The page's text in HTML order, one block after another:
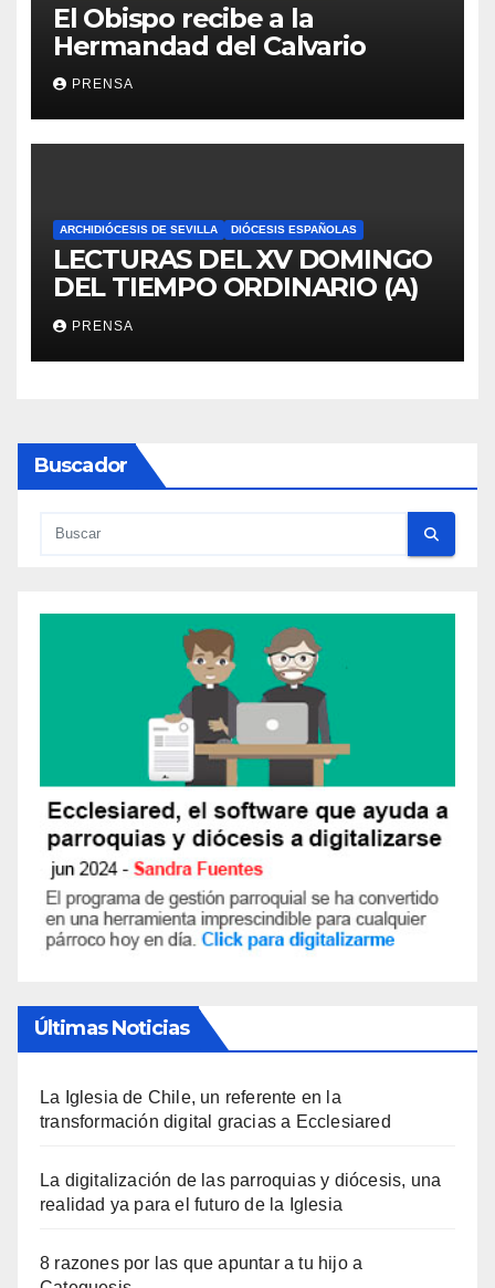
El Obispo recibe a la
Hermandad del Calvario
PRENSA
ARCHIDIÓCESIS DE SEVILLA DIÓCESIS ESPAÑOLAS
LECTURAS DEL XV DOMINGO
DEL TIEMPO ORDINARIO (A)
PRENSA
Buscador
Últimas Noticias
La Iglesia de Chile, un referente en la
transformación digital gracias a Ecclesiared
La digitalización de las parroquias y diócesis, una
realidad ya para el futuro de la Iglesia
8 razones por las que apuntar a tu hijo a